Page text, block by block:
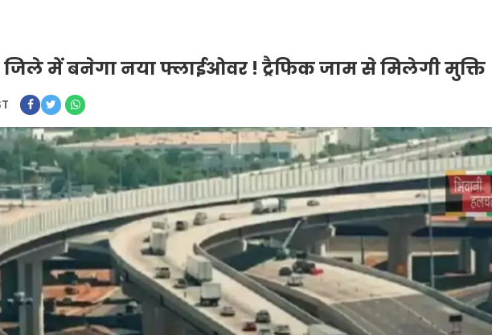
जिले में बनेगा नया फ्लाईओवर ! ट्रैफिक जाम से मिलेगी मुक्ति